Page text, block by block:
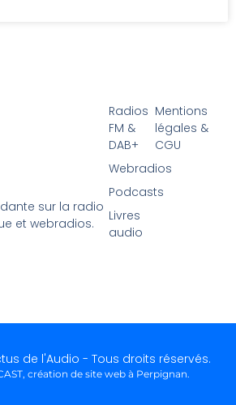
sur la radio
et webradios.
Radios
FM &
DAB+
Webradios
Podcasts
Livres
audio
Mentions
légales &
CGU
de l'Audio - Tous droits réservés.
création de site web à Perpignan.